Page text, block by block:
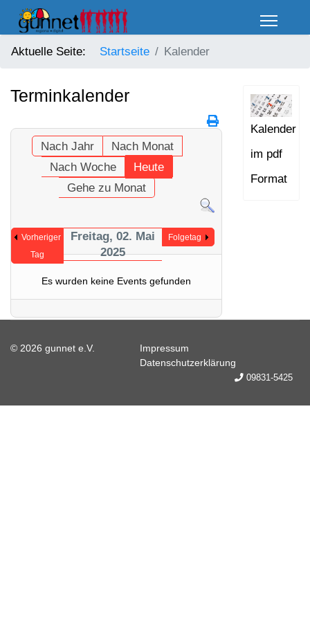
Aktuelle Seite: Startseite Kalender
Terminkalender
Nach Jahr
Nach Monat
Nach Woche
Heute
Gehe zu Monat
Vorheriger
Tag
Freitag, 02. Mai
2025
Folgetag
Es wurden keine Events gefunden
Kalender
im pdf
Format
© 2026 gunnet e.V.
Impressum
Datenschutzerklärung
09831-5425